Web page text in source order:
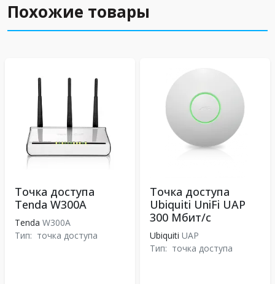
Похожие товары
Точка доступа
Tenda W300A
Tenda W300A
Тип: точка доступа
Точка доступа
Ubiquiti UniFi UAP
300 Мбит/с
Ubiquiti UAP
Тип: точка доступа